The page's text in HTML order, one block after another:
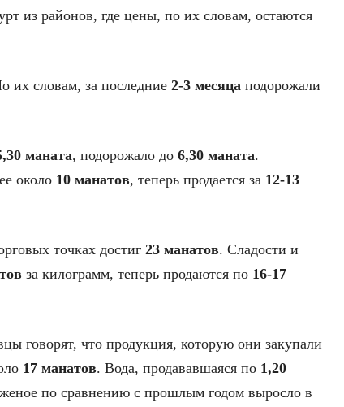
из районов, где цены, по их словам, остаются
их словам, за последние 2-3 месяца подорожали
маната, подорожало до 6,30 маната.
около 10 манатов, теперь продается за 12-13
точках достиг 23 манатов. Сладости и
за килограмм, теперь продаются по 16-17
говорят, что продукция, которую они закупали
17 манатов. Вода, продававшаяся по 1,20
по сравнению с прошлым годом выросло в